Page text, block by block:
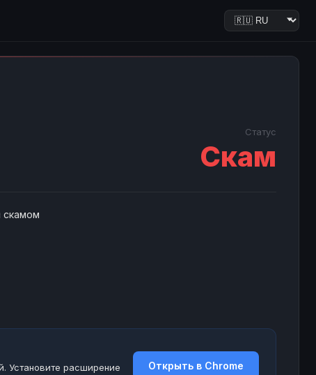
Статус
Скам
скамом
Установите расширение
Открыть в Chrome